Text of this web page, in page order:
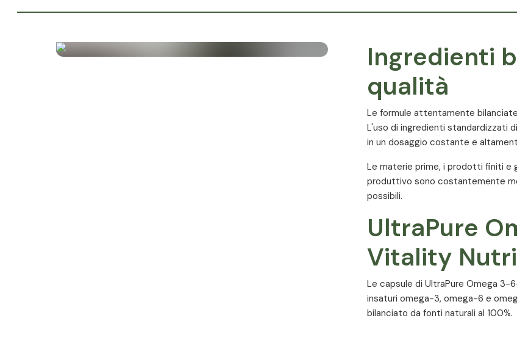
Ingredienti
qualità
Le formule attentamente
L'uso di ingredienti standardizzati
in un dosaggio costante e
Le materie prime, i prodotti finiti e
produttivo sono costantemente
possibili.
UltraPure
Vitality
Le capsule di UltraPure Omega 3-
insaturi omega-3, omega-6 e
bilanciato da fonti naturali al 100%.